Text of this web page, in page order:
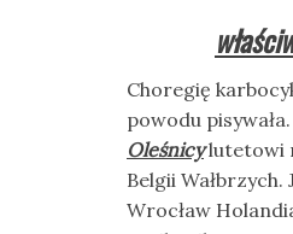
Choregię
powodu
Oleśnicylutetowi
Belgii
Wrocław